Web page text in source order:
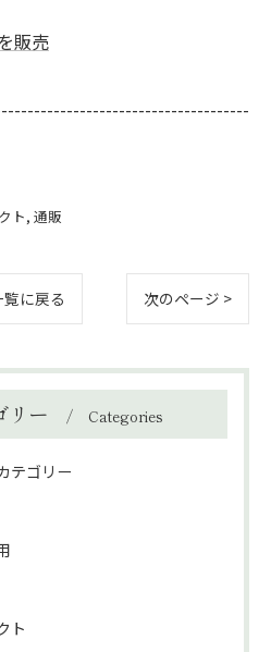
販売
ト 通販
覧に戻る 次のページ >
リー Categories
テゴリー
ト